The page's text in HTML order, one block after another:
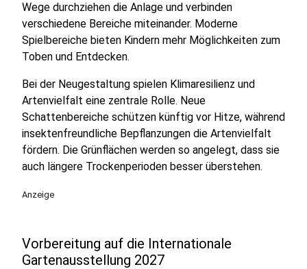
Wege durchziehen die Anlage und verbinden
verschiedene Bereiche miteinander. Moderne
Spielbereiche bieten Kindern mehr Möglichkeiten zum
Toben und Entdecken.
Bei der Neugestaltung spielen Klimaresilienz und
Artenvielfalt eine zentrale Rolle. Neue
Schattenbereiche schützen künftig vor Hitze, während
insektenfreundliche Bepflanzungen die Artenvielfalt
fördern. Die Grünflächen werden so angelegt, dass sie
auch längere Trockenperioden besser überstehen.
Anzeige
Vorbereitung auf die Internationale
Gartenausstellung 2027